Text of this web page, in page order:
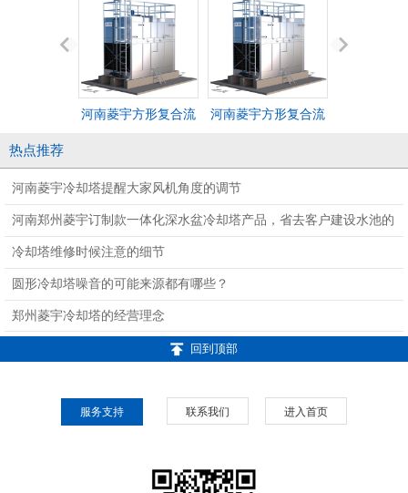
河南菱宇方形复合流 河南菱宇方形复合流
热点推荐
河南菱宇冷却塔提醒大家风机角度的调节
河南郑州菱宇订制款一体化深水盆冷却塔产品，省去客户建设水池的
麻烦
冷却塔维修时候注意的细节
圆形冷却塔噪音的可能来源都有哪些？
郑州菱宇冷却塔的经营理念
回到顶部
服务支持 联系我们 进入首页